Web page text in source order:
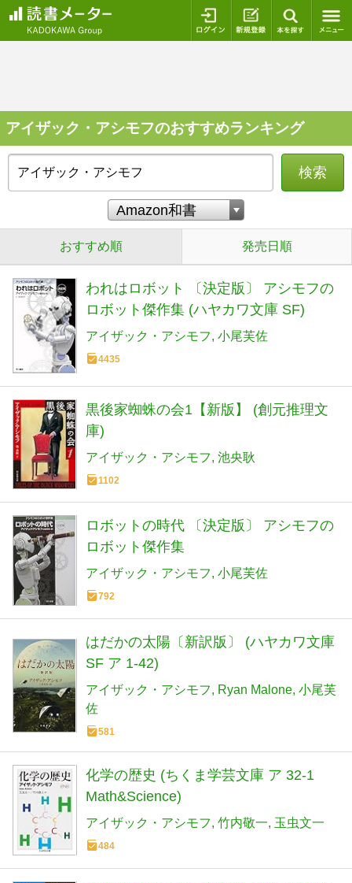
ログイン 新規登録
アイザック・アシモフのおすすめランキング
検索
おすすめ順 発売日順
われはロボット 〔決定版〕 アシモフの
ロボット傑作集 (ハヤカワ文庫 SF)
アイザック・アシモフ 小尾芙佐
4435
黒後家蜘蛛の会1【新版】 (創元推理文
庫)
アイザック・アシモフ 池央耿
1102
ロボットの時代 〔決定版〕 アシモフの
ロボット傑作集
アイザック・アシモフ 小尾芙佐
792
はだかの太陽〔新訳版〕 (ハヤカワ文庫
SF ア 1-42)
アイザック・アシモフ Ryan Malone 小尾芙
佐
581
化学の歴史 (ちくま学芸文庫 ア 32-1
Math&Science)
アイザック・アシモフ 竹内敬一 玉虫文一
484